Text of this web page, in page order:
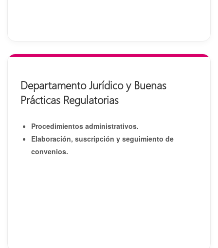
Departamento Jurídico y Buenas
Prácticas Regulatorias
Procedimientos administrativos.
Elaboración, suscripción y seguimiento de
convenios.